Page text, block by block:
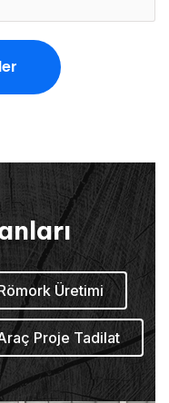
Üretimi
Proje Tadilat